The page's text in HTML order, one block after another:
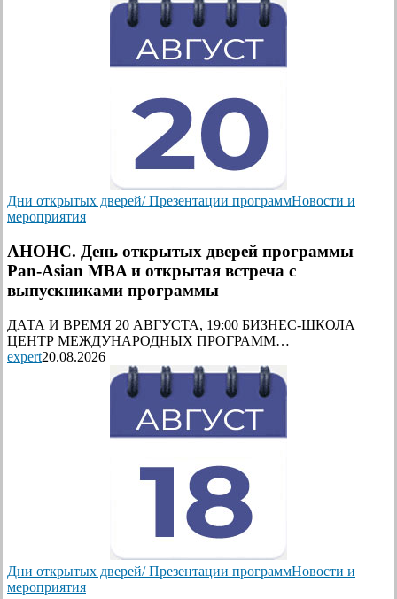
Дни открытых дверей/ Презентации программНовости и
мероприятия
АНОНС. День открытых дверей программы
Pan-Asian MBA и открытая встреча с
выпускниками программы
ДАТА И ВРЕМЯ 20 АВГУСТА, 19:00 БИЗНЕС-ШКОЛА
ЦЕНТР МЕЖДУНАРОДНЫХ ПРОГРАММ…
expert20.08.2026
Дни открытых дверей/ Презентации программНовости и
мероприятия